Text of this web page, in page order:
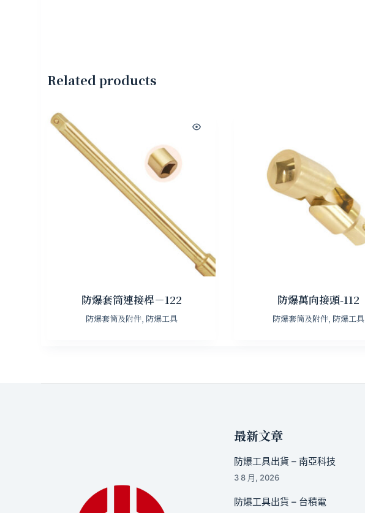
Related products
防爆套筒連接桿－122
防爆套筒及附件, 防爆工具
防爆萬向接頭-112
防爆套筒及附件, 防爆工具
最新文章
防爆工具出貨 – 南亞科技
3 8 月, 2026
防爆工具出貨 – 台積電